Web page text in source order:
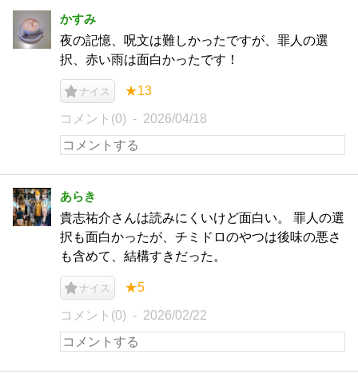
かすみ
夜の記憶、呪文は難しかったですが、罪人の選
択、赤い雨は面白かったです！
ナイス ★13
コメント(0) 2026/04/18
あらき
貴志祐介さんは読みにくいけど面白い。 罪人の選
択も面白かったが、チミドロのやつは後味の悪さ
も含めて、結構すきだった。
ナイス ★5
コメント(0) 2026/02/22